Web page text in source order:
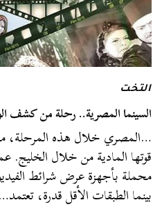
التخت
السينما المصرية.. رحلة من كشف
…المصري خلال هذه المرحلة،
قوتها المادية من خلال الخليج.
محملة بأجهزة عرض شرائط
بينما الطبقات الأقل قدرة، تعتمد…